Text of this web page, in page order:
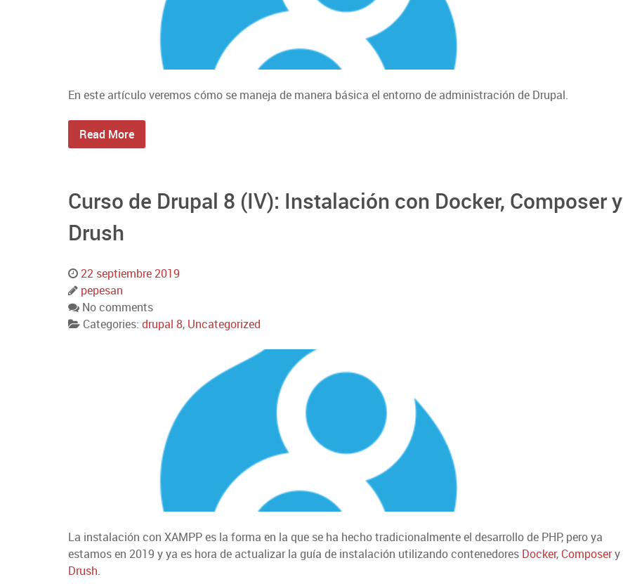
En este artículo veremos cómo se maneja de manera básica el entorno de administración de Drupal.
Read More
Curso de Drupal 8 (IV): Instalación con Docker, Composer y
Drush
22 septiembre 2019
pepesan
No comments
Categories: drupal 8, Uncategorized
La instalación con XAMPP es la forma en la que se ha hecho tradicionalmente el desarrollo de PHP, pero ya
estamos en 2019 y ya es hora de actualizar la guía de instalación utilizando contenedores Docker, Composery
Drush.